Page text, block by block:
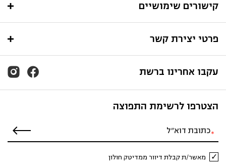
קישורים שימושיים
פרטי יצירת קשר
עקבו אחרינו ברשת
הצטרפו לרשימת התפוצה
מאשר/ת קבלת דיוור ממדיטק חולון